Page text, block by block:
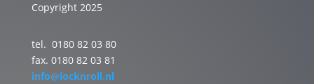
Copyright 2025
tel. 0180 82 03 80
fax. 0180 82 03 81
info@locknroll.nl